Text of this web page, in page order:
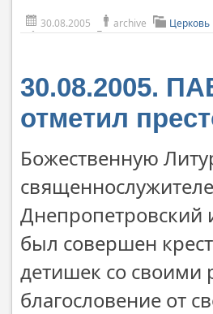
30.08.2005 archive
30.08.2005.
отметил
Божественную
Днепропетровский
был совершен
детишек со своими
благословение от